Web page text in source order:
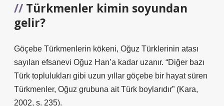
Türkmenler kimin soyundan
gelir?
Göçebe Türkmenlerin kökeni, Oğuz Türklerinin atası
sayılan efsanevi Oğuz Han’a kadar uzanır. “Diğer bazı
Türk toplulukları gibi uzun yıllar göçebe bir hayat süren
Türkmenler, Oğuz grubuna ait Türk boylarıdır” (Kara,
2002, s. 235).